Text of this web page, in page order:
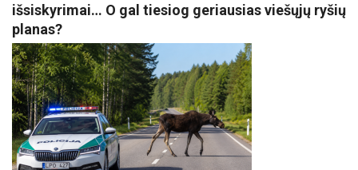
išsiskyrimai… O gal tiesiog geriausias viešųjų ryšių
planas?